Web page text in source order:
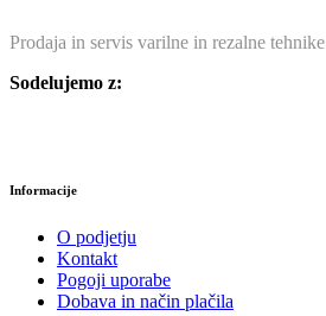
Prodaja in servis varilne in rezalne tehnike
Sodelujemo z:
Informacije
O podjetju
Kontakt
Pogoji uporabe
Dobava in način plačila